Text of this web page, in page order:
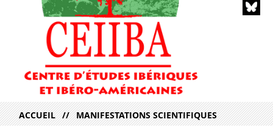
ACCUEIL MANIFESTATIONS SCIENTIFIQUES